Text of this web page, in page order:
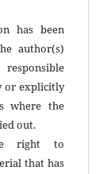
has been
author(s)
or explicitly
where the
out.
right to
that has